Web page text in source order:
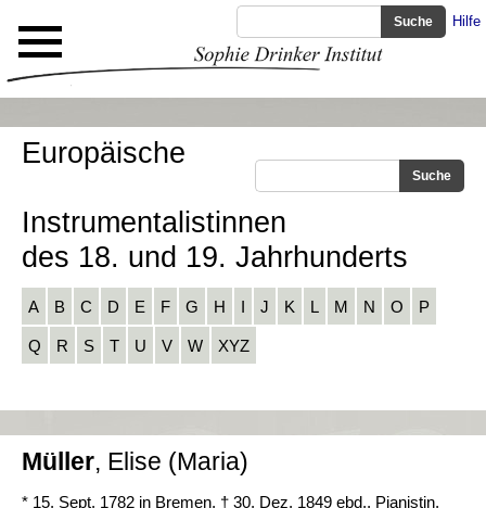
Hilfe
Europäische
Instrumentalistinnen
des 18. und 19. Jahrhunderts
A B C D E F G H I J K L M N O P
Q R S T U V W XYZ
Müller, Elise (Maria)
* 15. Sept. 1782 in Bremen, † 30. Dez. 1849 ebd., Pianistin,